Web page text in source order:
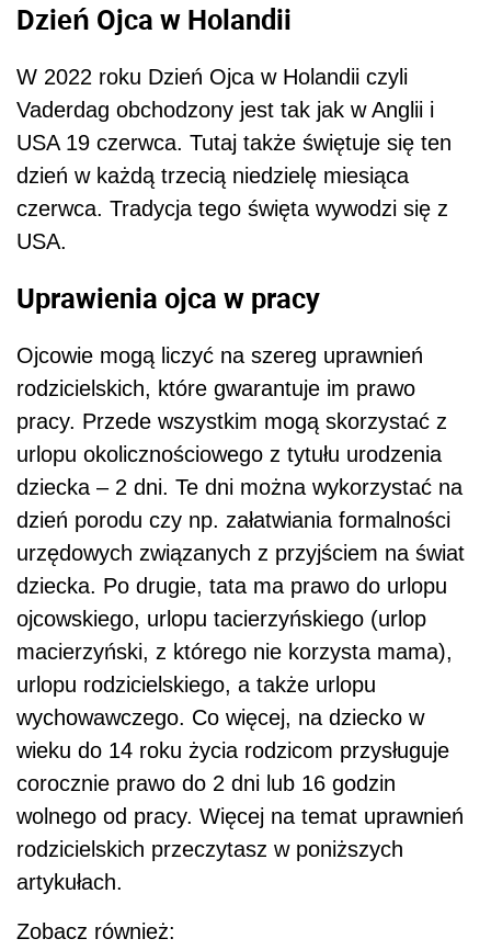
Dzień Ojca w Holandii
W 2022 roku Dzień Ojca w Holandii czyli
Vaderdag obchodzony jest tak jak w Anglii i
USA 19 czerwca. Tutaj także świętuje się ten
dzień w każdą trzecią niedzielę miesiąca
czerwca. Tradycja tego święta wywodzi się z
USA.
Uprawienia ojca w pracy
Ojcowie mogą liczyć na szereg uprawnień
rodzicielskich, które gwarantuje im prawo
pracy. Przede wszystkim mogą skorzystać z
urlopu okolicznościowego z tytułu urodzenia
dziecka – 2 dni. Te dni można wykorzystać na
dzień porodu czy np. załatwiania formalności
urzędowych związanych z przyjściem na świat
dziecka. Po drugie, tata ma prawo do urlopu
ojcowskiego, urlopu tacierzyńskiego (urlop
macierzyński, z którego nie korzysta mama),
urlopu rodzicielskiego, a także urlopu
wychowawczego. Co więcej, na dziecko w
wieku do 14 roku życia rodzicom przysługuje
corocznie prawo do 2 dni lub 16 godzin
wolnego od pracy. Więcej na temat uprawnień
rodzicielskich przeczytasz w poniższych
artykułach.
Zobacz również: